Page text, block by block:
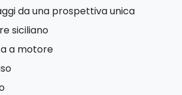
da una prospettiva unica
siciliano
a motore